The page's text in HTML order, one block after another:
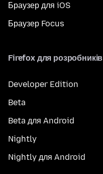
Браузер для iOS
Браузер Focus
Firefox для розробників
Developer Edition
Beta
Beta для Android
Nightly
Nightly для Android